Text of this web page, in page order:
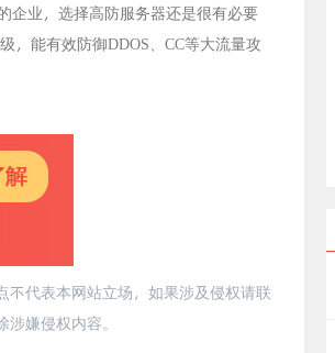
企业，选择高防服务器还是很有必要
，能有效防御DDOS、CC等大流量攻
代表本网站立场，如果涉及侵权请联
嫌侵权内容。